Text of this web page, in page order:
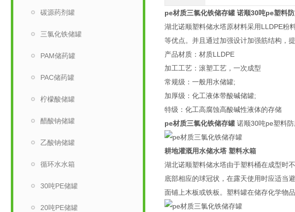
碳源药剂罐
三氯化铁储罐
PAM储药罐
PAC储药罐
柠檬酸储罐
醋酸钠储罐
乙酸钠储罐
循环水水箱
30吨PE储罐
20吨PE储罐
pe材质三氯化铁储存罐 诺顺30吨pe塑料
湖北诺顺塑料储水塔原材料采用LLDPE粉
等优点。并且通过加强设计加强筋结构，
产品材质：材质LLDPE
加工工艺：滚塑工艺，一次成型
常规级：一般用水储罐;
加厚级：化工液体带酸碱储罐;
特级：化工高腐蚀高酸碱性液体的存储
pe材质三氯化铁储存罐 诺顺30吨pe塑料
耕地灌溉用水储水塔 塑料水箱
湖北诺顺塑料储水塔由于塑料桶在成型时
底部相应的球冠状，在露天使用时应适当
面铺上木板或铁板。塑料罐在储存化学物